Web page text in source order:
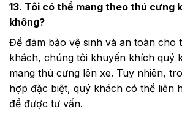
13. Tôi có thể mang theo thú cưng
không?
Để đảm bảo vệ sinh và an toàn cho
khách, chúng tôi khuyến khích quý
mang thú cưng lên xe. Tuy nhiên,
hợp đặc biệt, quý khách có thể liên
để được tư vấn.